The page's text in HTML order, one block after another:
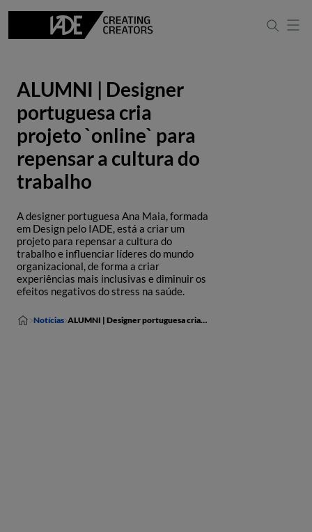
ALUMNI | Designer
portuguesa cria
projeto `online` para
repensar a cultura do
trabalho
A designer portuguesa Ana Maia, formada
em Design pelo IADE, está a criar um
projeto para repensar a cultura do
trabalho e influenciar líderes do mundo
organizacional, de forma a criar
experiências mais inclusivas e diminuir os
efeitos negativos do stress na saúde.
Notícias ALUMNI | Designer portuguesa cria projeto `online` para repensar a cultura do trabalho